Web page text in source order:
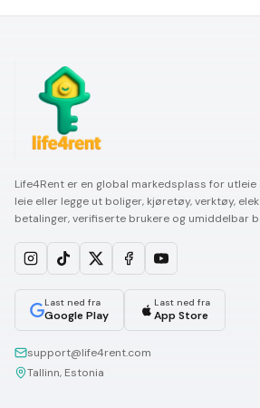
Life4Rent er en global markedsplass for utleie
leie eller legge ut boliger, kjøretøy, verktøy,
betalinger, verifiserte brukere og umiddelbar
Last ned fra
Google Play
Last ned fra
App Store
support@life4rent.com
Tallinn, Estonia